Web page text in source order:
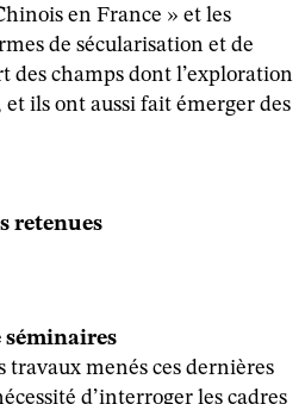
en France » et les
de sécularisation et de
des champs dont l’exploration
ils ont aussi fait émerger des
retenues
séminaires
travaux menés ces dernières
d’interroger les cadres